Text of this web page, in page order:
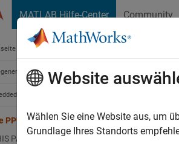
MATLAB Hilfe-Center Community
der Dokumentation
Coder
PPU
PAGE
Since
Website
Wählen Sie eine Website aus, um
Grundlage Ihres Standorts